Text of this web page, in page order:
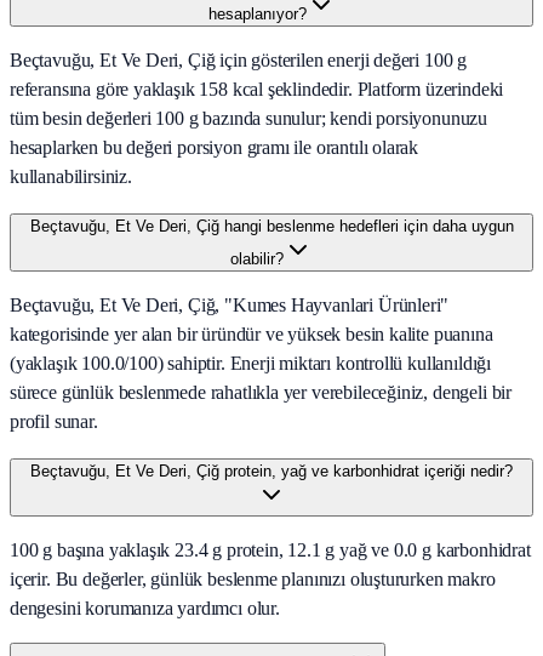
hesaplanıyor?
Beçtavuğu, Et Ve Deri, Çiğ için gösterilen enerji değeri 100 g
referansına göre yaklaşık 158 kcal şeklindedir. Platform üzerindeki
tüm besin değerleri 100 g bazında sunulur; kendi porsiyonunuzu
hesaplarken bu değeri porsiyon gramı ile orantılı olarak
kullanabilirsiniz.
Beçtavuğu, Et Ve Deri, Çiğ hangi beslenme hedefleri için daha uygun
olabilir?
Beçtavuğu, Et Ve Deri, Çiğ, "Kumes Hayvanlari Ürünleri"
kategorisinde yer alan bir üründür ve yüksek besin kalite puanına
(yaklaşık 100.0/100) sahiptir. Enerji miktarı kontrollü kullanıldığı
sürece günlük beslenmede rahatlıkla yer verebileceğiniz, dengeli bir
profil sunar.
Beçtavuğu, Et Ve Deri, Çiğ protein, yağ ve karbonhidrat içeriği nedir?
100 g başına yaklaşık 23.4 g protein, 12.1 g yağ ve 0.0 g karbonhidrat
içerir. Bu değerler, günlük beslenme planınızı oluştururken makro
dengesini korumanıza yardımcı olur.